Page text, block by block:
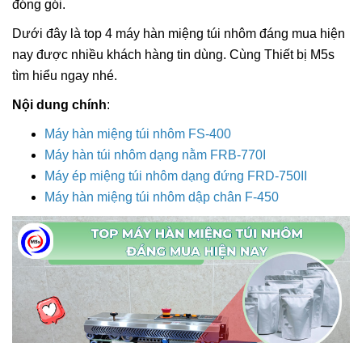
đóng gói.
Dưới đây là top 4 máy hàn miệng túi nhôm đáng mua hiện
nay được nhiều khách hàng tin dùng. Cùng Thiết bị M5s
tìm hiểu ngay nhé.
Nội dung chính:
Máy hàn miệng túi nhôm FS-400
Máy hàn túi nhôm dạng nằm FRB-770I
Máy ép miệng túi nhôm dạng đứng FRD-750II
Máy hàn miệng túi nhôm dập chân F-450